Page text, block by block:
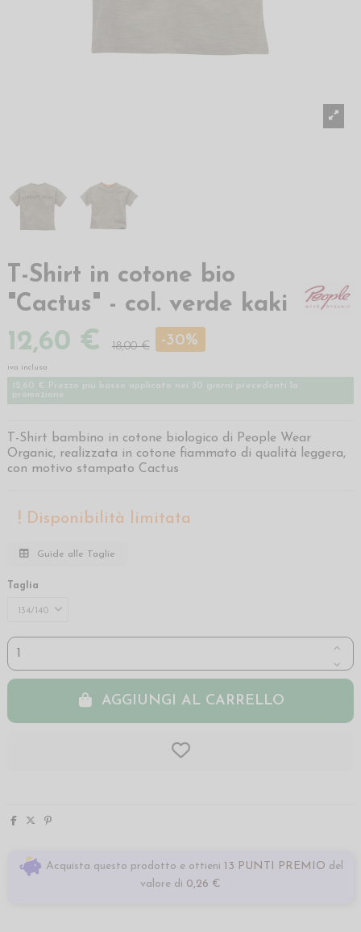
T-Shirt in cotone bio
"Cactus" - col. verde kaki
12,60 € 18,00 € -30%
iva inclusa
12,60 € Prezzo più basso applicato nei 30 giorni precedenti la
promozione
T-Shirt bambino in cotone biologico di People Wear
Organic, realizzata in cotone fiammato di qualità leggera,
con motivo stampato Cactus
Disponibilità limitata
Guide alle Taglie
Taglia
AGGIUNGI AL CARRELLO
Acquista questo prodotto e ottieni 13 PUNTI PREMIO del
valore di 0,26 €